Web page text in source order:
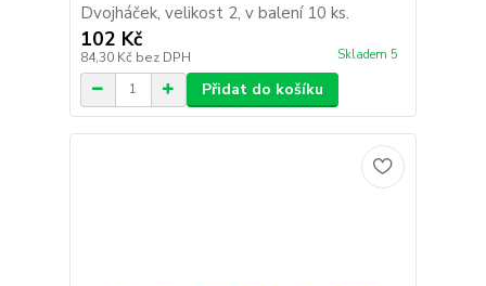
Dvojháček, velikost 2, v balení 10 ks.
102 Kč
84,30 Kč bez DPH Skladem 5
Přidat do košíku